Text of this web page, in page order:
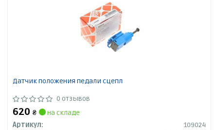
Датчик положения педали сцепл
0 отзывов
620 ₴
на складе
Артикул:
109024